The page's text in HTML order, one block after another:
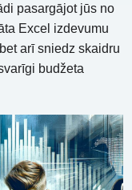
pasargājot jūs no
Excel izdevumu
arī sniedz skaidru
budžeta